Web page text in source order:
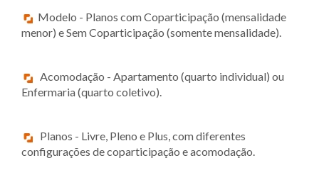
Modelo - Planos com Coparticipação (mensalidade
menor) e Sem Coparticipação (somente mensalidade).
Acomodação - Apartamento (quarto individual) ou
Enfermaria (quarto coletivo).
Planos - Livre, Pleno e Plus, com diferentes
configurações de coparticipação e acomodação.